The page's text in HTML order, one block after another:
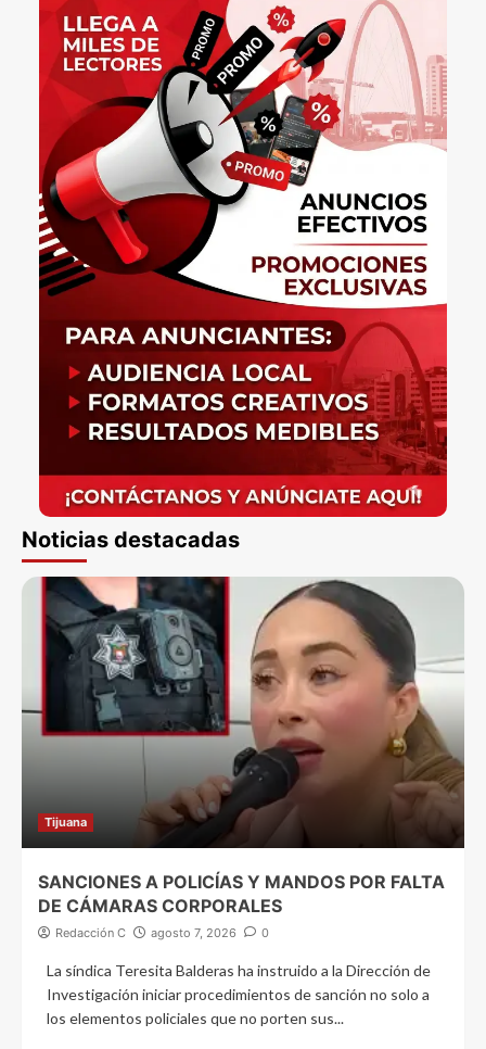
Noticias destacadas
Tijuana
SANCIONES A POLICÍAS Y MANDOS POR FALTA
DE CÁMARAS CORPORALES
Redacción C agosto 7, 2026 0
La síndica Teresita Balderas ha instruido a la Dirección de
Investigación iniciar procedimientos de sanción no solo a
los elementos policiales que no porten sus...